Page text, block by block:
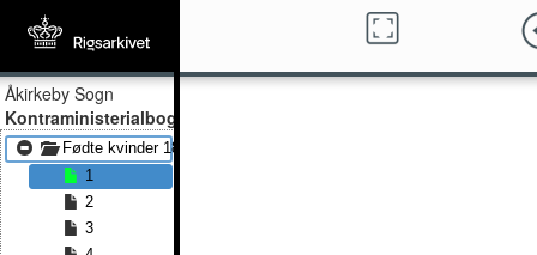
Åkirkeby Sogn
Kontraministerialbog
Fødte kvinder 1844 - Fødte kvinder 1847
1
2
3